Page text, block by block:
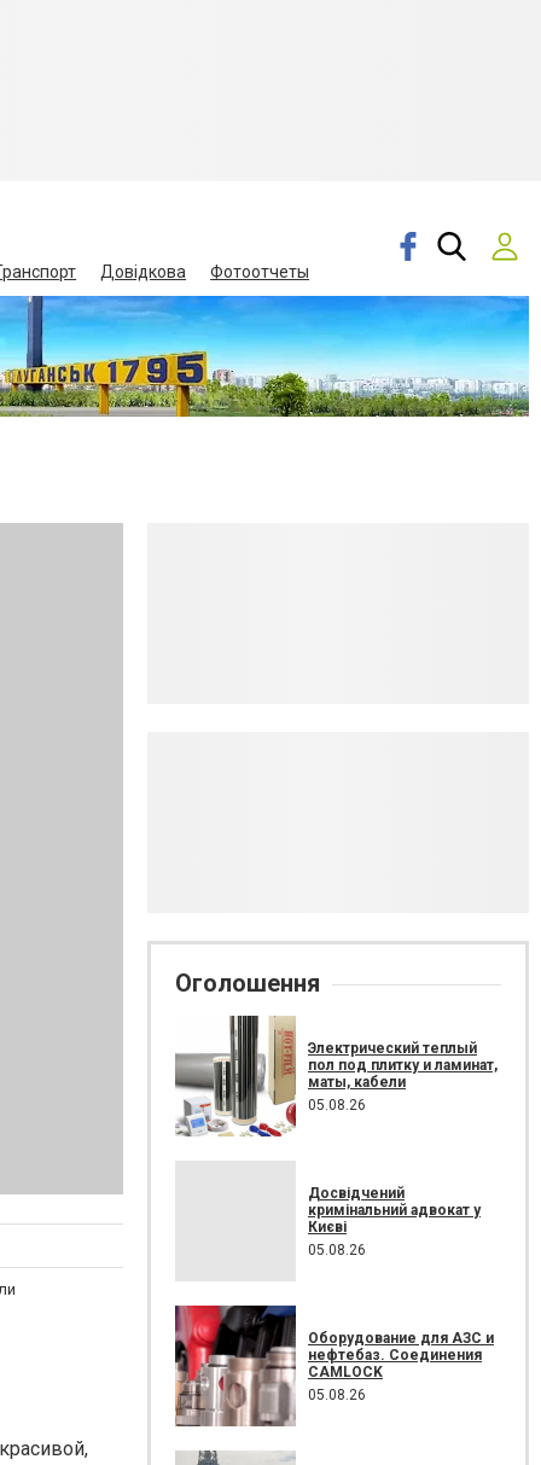
Довідкова Фотоотчеты
Оголошення
Электрический теплый
пол под плитку и ламинат,
маты, кабели
05.08.26
Досвідчений
кримінальний адвокат у
Києві
05.08.26
Оборудование для АЗС и
нефтебаз. Соединения
CAMLOCK
05.08.26